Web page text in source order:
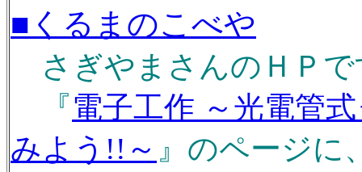
■くるまのこべや
さぎやまさんのＨＰで
『電子工作 ～光電管
みよう!!～ 』のページに